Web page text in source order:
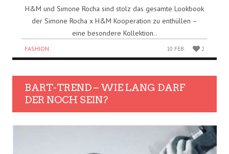
H&M und Simone Rocha sind stolz das gesamte Lookbook
der Simone Rocha x H&M Kooperation zu enthüllen –
eine besondere Kollektion..
FASHION 10 FEB. 2
BART-TREND – WIE LANG DARF
DER NOCH SEIN?